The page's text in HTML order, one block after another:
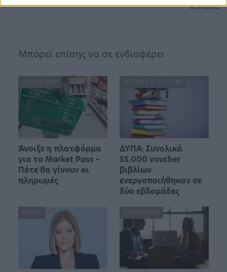
κοπέλα
Μπορεί επίσης να σε ενδιαφέρει
ΟΙΚΟΝΟΜΊΑ
Άνοιξε η πλατφόρμα
για το Market Pass –
Πότε θα γίνουν οι
πληρωμές
HISTORY & CULTURE
ΔΥΠΑ: Συνολικά
55.000 voucher
βιβλίων
ενεργοποιήθηκαν σε
δύο εβδομάδες
MEDIA ΟΙΚΟΝΟΜΊΑ